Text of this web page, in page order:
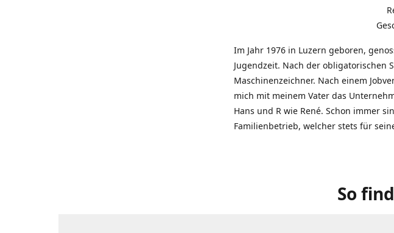
Im Jahr 1976 in Luzern geboren,
Jugendzeit. Nach der obligatorischen
Maschinenzeichner. Nach einem
mich mit meinem Vater das
Hans und R wie René. Schon immer
Familienbetrieb, welcher stets für
So